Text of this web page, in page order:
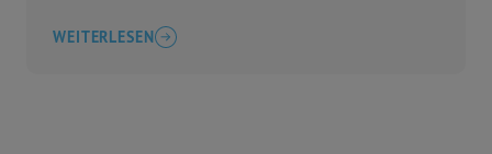
WEITERLESEN